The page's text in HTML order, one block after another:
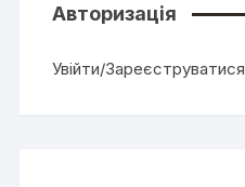
Авторизація
Увійти/Зареєструватися